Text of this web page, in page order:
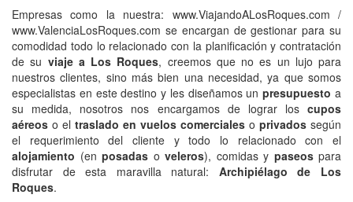
Empresas como la nuestra: www.ViajandoALosRoques.com /
www.ValenciaLosRoques.com se encargan de gestionar para su
comodidad todo lo relacionado con la planificación y contratación
de su viaje a Los Roques, creemos que no es un lujo para
nuestros clientes, sino más bien una necesidad, ya que somos
especialistas en este destino y les diseñamos unpresupuesto a
su medida, nosotros nos encargamos de lograr los cupos
aéreos o el traslado en vuelos comerciales o privados según
el requerimiento del cliente y todo lo relacionado con el
alojamiento (en posadas o veleros), comidas y paseospara
disfrutar de esta maravilla natural: Archipiélago de Los
Roques.